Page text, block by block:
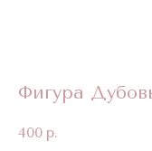
Фигура
400 р.